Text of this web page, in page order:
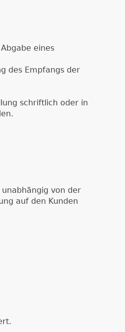
eines
des Empfangs der
schriftlich oder in
von der
auf den Kunden